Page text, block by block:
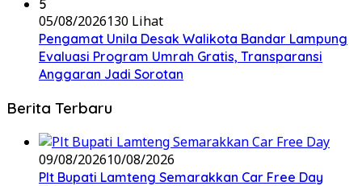
5
05/08/2026130 Lihat
Pengamat Unila Desak Walikota Bandar Lampung
Evaluasi Program Umrah Gratis, Transparansi
Anggaran Jadi Sorotan
Berita Terbaru
09/08/202610/08/2026
Plt Bupati Lamteng Semarakkan Car Free Day